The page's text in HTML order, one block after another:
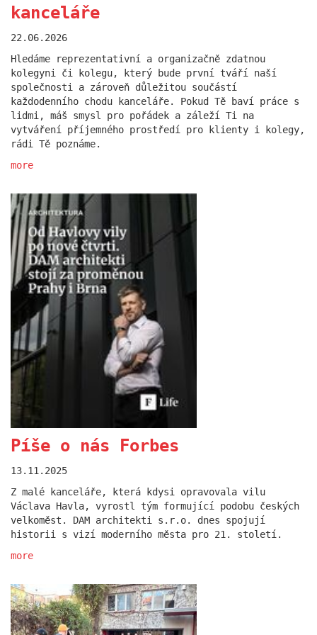
součástí TOP STAVBY ČR
24.07.2025
Novostavba statku v Dobřichovicích v sobě spojuje
citlivkou práci s historickou stopou a soudobou
architekturou ve venkovském kontextu.
more
Diskutovali jsme o
spolupráci napříč
generacemi
24.06.2025
Vltavy festivalem designu a architektury. A my
more
kanceláře
22.06.2026
Hledáme reprezentativní a organizačně zdatnou
kolegyni či kolegu, který bude první tváří naší
společnosti a zároveň důležitou součástí
každodenního chodu kanceláře. Pokud Tě baví práce s
lidmi, máš smysl pro pořádek a záleží Ti na
vytváření příjemného prostředí pro klienty i kolegy,
rádi Tě poznáme.
more
Píše o nás Forbes
13.11.2025
Z malé kanceláře, která kdysi opravovala vilu
Václava Havla, vyrostl tým formující podobu českých
velkoměst. DAM architekti s.r.o. dnes spojují
historii s vizí moderního města pro 21. století.
more